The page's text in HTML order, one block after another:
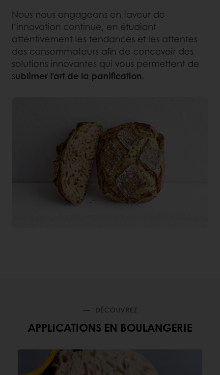
Nous nous engageons en faveur de
l’innovation continue, en étudiant
attentivement les tendances et les attentes
des consommateurs afin de concevoir des
solutions innovantes qui vous permettent de
sublimer l’art de la panification.
DÉCOUVREZ
APPLICATIONS EN BOULANGERIE